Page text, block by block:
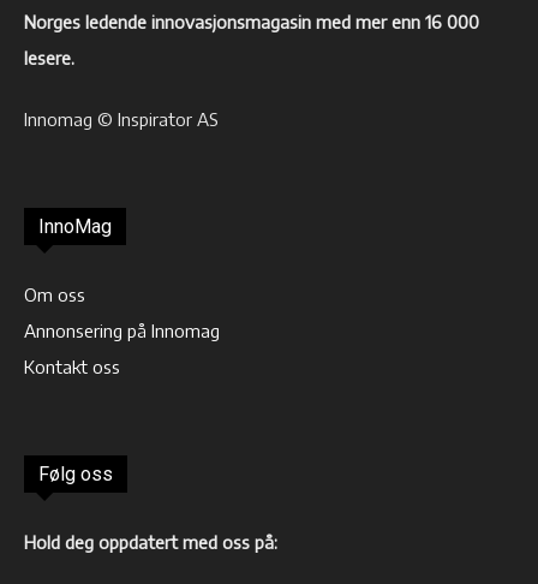
Norges ledende innovasjonsmagasin med mer enn 16 000
lesere.
Innomag © Inspirator AS
InnoMag
Om oss
Annonsering på Innomag
Kontakt oss
Følg oss
Hold deg oppdatert med oss på: